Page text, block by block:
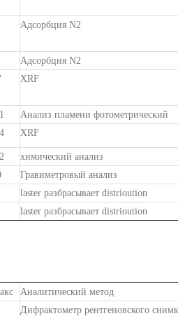
Адсорбция N2
Адсорбция N2
XRF
Анализ пламени фотометрический
XRF
химический анализ
Гравиметровый анализ
laster разбрасывает distrioution
laster разбрасывает distrioution
Аналитический метод
Дифрактометр рентгеновского